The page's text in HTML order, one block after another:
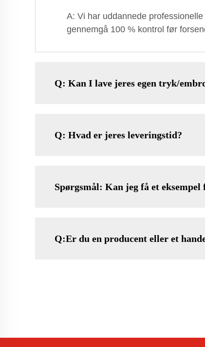
A: Vi har uddannede
gennemgå 100 % kontrol før
Q: Kan I lave jeres egen tryk/
Q: Hvad er jeres leveringstid?
Spørgsmål: Kan jeg få et
Q:Er du en producent eller et